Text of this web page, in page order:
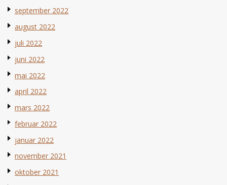
september 2022
august 2022
juli 2022
juni 2022
mai 2022
april 2022
mars 2022
februar 2022
januar 2022
november 2021
oktober 2021